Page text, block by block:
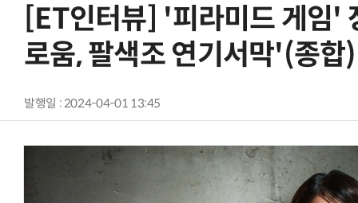
[ET인터뷰] '피라미드 게임'
로움, 팔색조 연기서막'(종합)
발행일 : 2024-04-01 13:45
AI Native Enterprise를 지원하는 AI Ready Data 플랫폼 활용 전략 AI 시대의 옵저버빌리티: GPU·LLM 모니터링부터 AI 기반 장애 대응까지